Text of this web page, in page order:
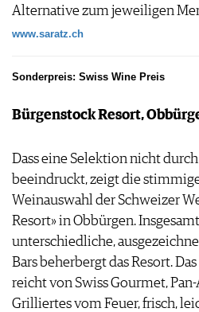
Alternative zum jeweiligen
www.saratz.ch
Sonderpreis: Swiss Wine Preis
Bürgenstock Resort,
Dass eine Selektion nicht
beeindruckt, zeigt die
Weinauswahl der Schweizer
Resort» in Obbürgen.
unterschiedliche,
Bars beherbergt das Resort.
reicht von Swiss Gourmet,
Grilliertes vom Feuer, frisch,